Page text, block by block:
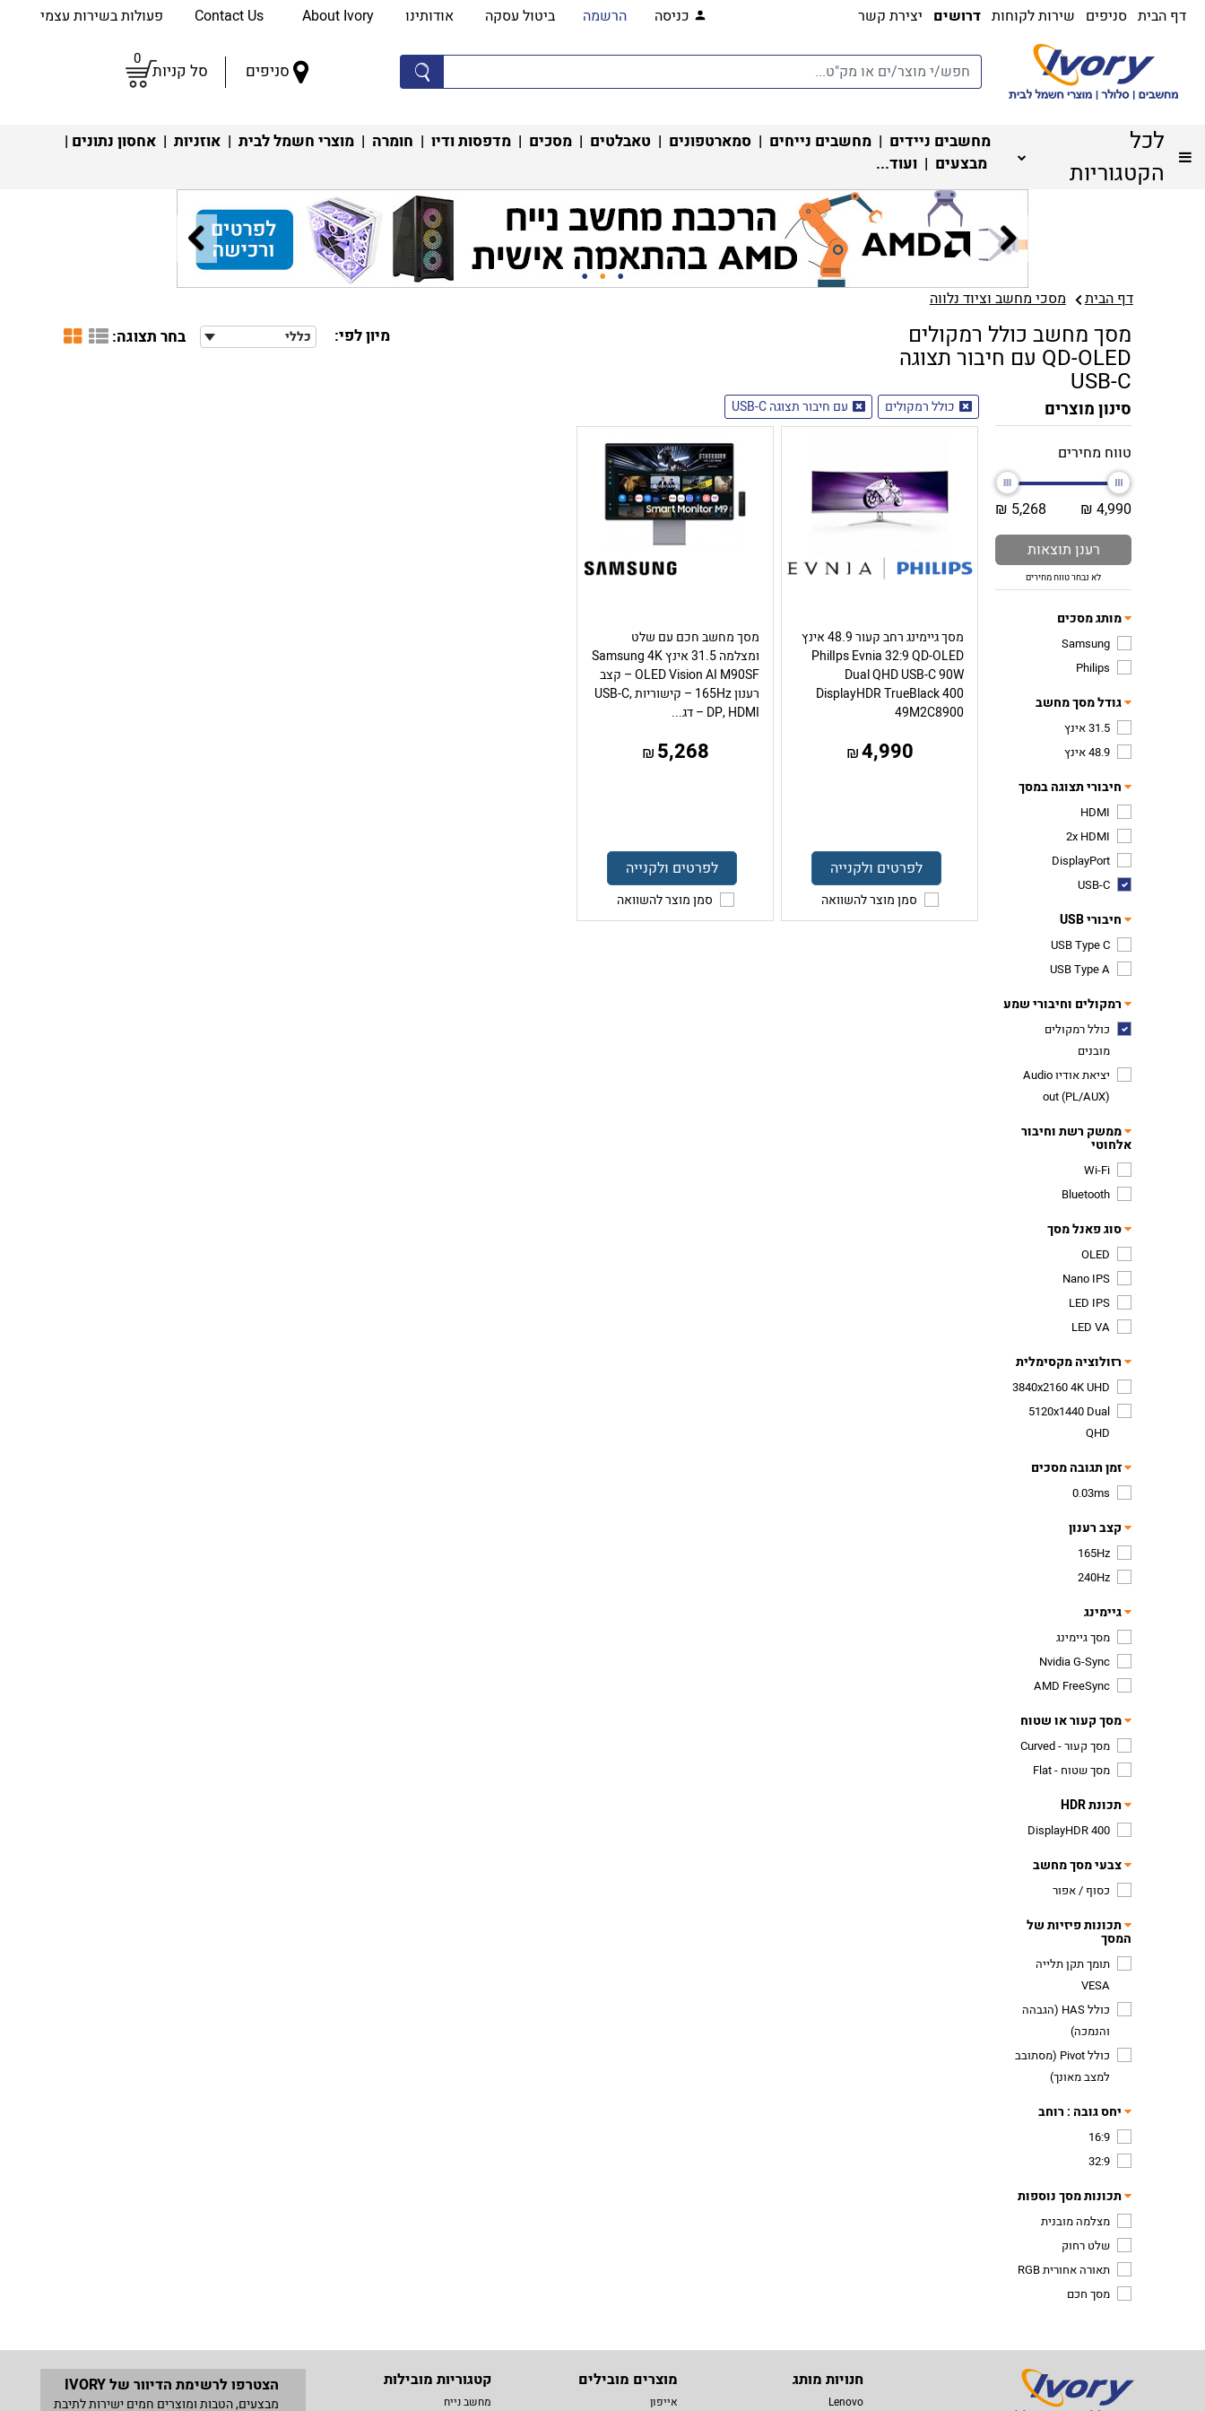
דף הבית סניפים שירות לקוחות דרושים יצירת קשר כניסה הרשמה ביטול עסקה אודותינו About Ivory פעולות בשירות עצמי
סניפים סל קניות
0
לכל
הקטגוריות
מחשבים ניידים | מחשבים נייחים | סמארטפונים | טאבלטים | מסכים | מדפסות ודיו | חומרה | מוצרי חשמל לבית | אוזניות | אחסון נתונים |
מבצעים | ועוד...
דף הבית מסכי מחשב וציוד נלווה
מסך מחשב כולל רמקולים
QD-OLED עם חיבור תצוגה
USB-C
מיון לפי: כללי בחר תצוגה:
סינון מוצרים
טווח מחירים
4,990 ₪
5,268 ₪
רענן תוצאות
לא נבחר טווח מחירים
מותג מסכים
Samsung
Philips
גודל מסך מחשב
31.5 אינץ
48.9 אינץ
חיבורי תצוגה במסך
HDMI
2x HDMI
DisplayPort
USB-C
חיבורי USB
USB Type C
USB Type A
רמקולים וחיבורי שמע
כולל רמקולים
מובנים
יציאת אודיו Audio
out (PL/AUX)
ממשק רשת וחיבור
אלחוטי
Wi-Fi
Bluetooth
סוג פאנל מסך
OLED
Nano IPS
LED IPS
LED VA
רזולוציה מקסימלית
3840x2160 4K UHD
5120x1440 Dual
QHD
זמן תגובה מסכים
0.03ms
קצב רענון
165Hz
240Hz
גיימינג
מסך גיימינג
Nvidia G-Sync
AMD FreeSync
מסך קעור או שטוח
מסך קעור - Curved
מסך שטוח - Flat
תכונת HDR
DisplayHDR 400
צבעי מסך מחשב
כסוף / אפור
תכונות פיזיות של
המסך
תומך תקן תלייה
VESA
כולל HAS (הגבהה
והנמכה)
כולל Pivot (מסתובב
למצב מאונך)
יחס גובה : רוחב
16:9
32:9
תכונות מסך נוספות
מצלמה מובנית
שלט רחוק
תאורה אחורית RGB
מסך חכם
כולל רמקולים עם חיבור תצוגה USB-C
מסך גיימינג רחב קעור 48.9 אינץ
PhilIps Evnia 32:9 QD-OLED
Dual QHD USB-C 90W
DisplayHDR TrueBlack 400
49M2C8900
4,990
₪
לפרטים ולקנייה
סמן מוצר להשוואה
מסך מחשב חכם עם שלט
ומצלמה 31.5 אינץ Samsung 4K
OLED Vision AI M90SF – קצב
רענון 165Hz – קישוריות USB-C,
DP, HDMI – דג...
5,268
₪
לפרטים ולקנייה
סמן מוצר להשוואה
חנויות מותג
Lenovo
מוצרים מובילים
אייפון
קטגוריות מובילות
מחשב נייח
הצטרפו לרשימת הדיוור של IVORY
מבצעים, הטבות ומוצרים חמים ישירות לתיבת